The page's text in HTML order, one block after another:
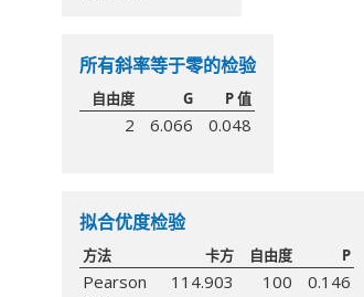
所有斜率等于零的检验
自由度 G P 值
2 6.066 0.048
拟合优度检验
方法 卡方 自由度 P
Pearson 114.903 100
0.146